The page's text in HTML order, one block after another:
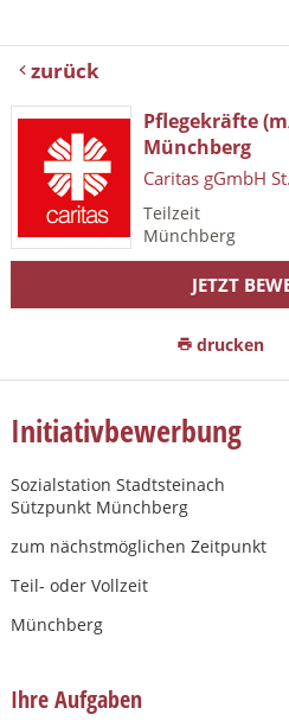
zurück
Pflegekräfte
Münchberg
Caritas gGmbH
Teilzeit
Münchberg
JETZT
drucken
Initiativbewerbung
Sozialstation Stadtsteinach
Sützpunkt Münchberg
zum nächstmöglichen Zeitpunkt
Teil- oder Vollzeit
Münchberg
Ihre Aufgaben